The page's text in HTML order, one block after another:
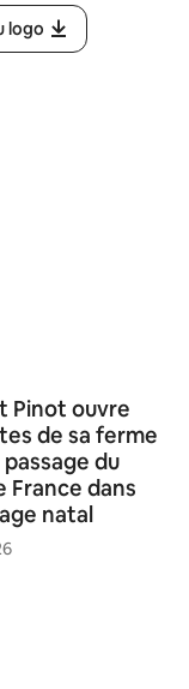
logo
Pinot ouvre
de sa ferme
du
France dans
natal